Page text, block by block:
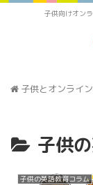
子供向けオン
子供とオンライ
子供
子供の英語教育コラム